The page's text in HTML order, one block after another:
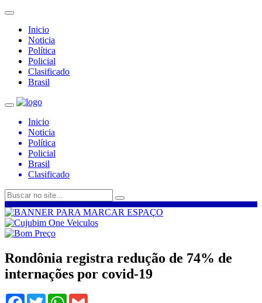
Inicio
Noticia
Política
Policial
Clasificado
Brasil
Inicio
Noticia
Política
Policial
Brasil
Clasificado
Rondônia registra redução de 74% de
internações por covid-19
Facebook
TwitterWhatsApp